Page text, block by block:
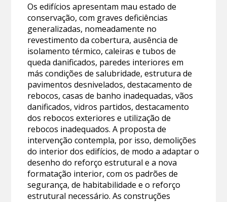
Os edifícios apresentam mau estado de
conservação, com graves deficiências
generalizadas, nomeadamente no
revestimento da cobertura, ausência de
isolamento térmico, caleiras e tubos de
queda danificados, paredes interiores em
más condições de salubridade, estrutura de
pavimentos desnivelados, destacamento de
rebocos, casas de banho inadequadas, vãos
danificados, vidros partidos, destacamento
dos rebocos exteriores e utilização de
rebocos inadequados. A proposta de
intervenção contempla, por isso, demolições
do interior dos edifícios, de modo a adaptar o
desenho do reforço estrutural e a nova
formatação interior, com os padrões de
segurança, de habitabilidade e o reforço
estrutural necessário. As construções